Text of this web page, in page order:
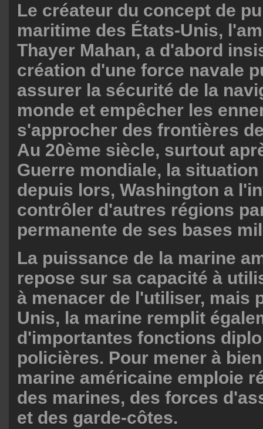
Le créateur du concept de
maritime des États-Unis,
Thayer Mahan, a d'abord
création d'une force navale
assurer la sécurité de la
monde et empêcher les
s'approcher des frontières
Au 20ème siècle, surtout
Guerre mondiale, la situation
depuis lors, Washington a
contrôler d'autres régions
permanente de ses bases
La puissance de la marine
repose sur sa capacité à
à menacer de l'utiliser, mais
Unis, la marine remplit
d'importantes fonctions
policières. Pour mener à
marine américaine emploie
des marines, des forces
et des garde-côtes.